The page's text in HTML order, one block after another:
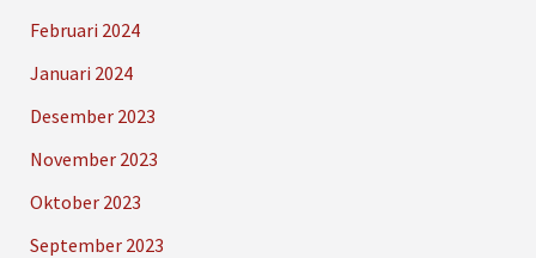
Februari 2024
Januari 2024
Desember 2023
November 2023
Oktober 2023
September 2023